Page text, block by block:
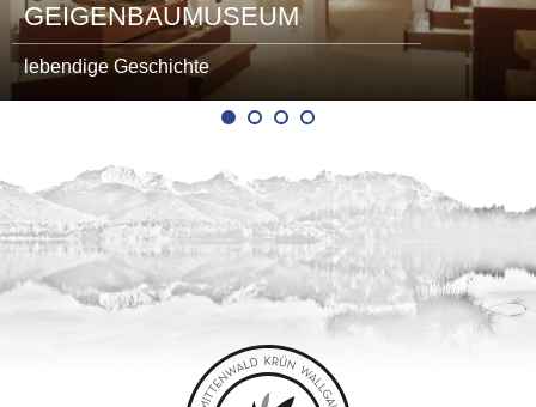
GEIGENBAUMUSEUM
lebendige Geschichte